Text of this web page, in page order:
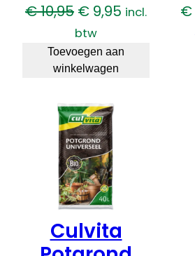
€10,95 Oorspronkelijke
prijs
was:
€ 10,95.
€ 9,95 Huidige
is:
incl.
btw
Toevoegen aan
winkelwagen
€
Culvita